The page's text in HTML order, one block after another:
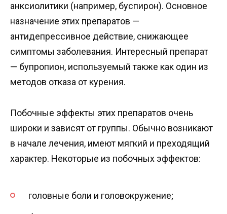
анксиолитики (например, буспирон). Основное
назначение этих препаратов —
антидепрессивное действие, снижающее
симптомы заболевания. Интересный препарат
— бупропион, используемый также как один из
методов отказа от курения.
Побочные эффекты этих препаратов очень
широки и зависят от группы. Обычно возникают
в начале лечения, имеют мягкий и преходящий
характер. Некоторые из побочных эффектов:
головные боли и головокружение;